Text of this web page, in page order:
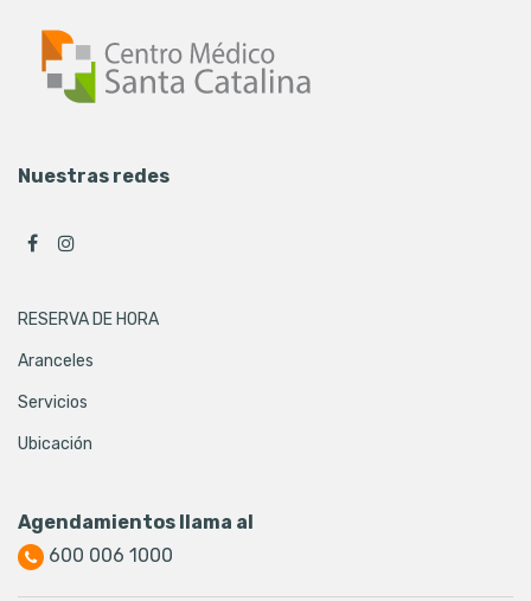
Nuestras redes
RESERVA DE HORA
Aranceles
Servicios
Ubicación
Agendamientos llama al
600 006 1000